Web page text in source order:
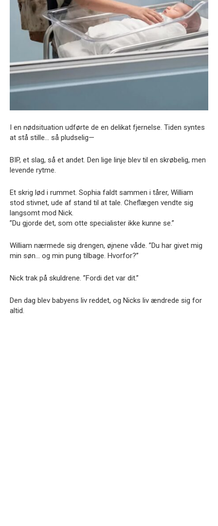
I en nødsituation udførte de en delikat fjernelse. Tiden syntes
at stå stille… så pludselig—
BIP, et slag, så et andet. Den lige linje blev til en skrøbelig, men
levende rytme.
Et skrig lød i rummet. Sophia faldt sammen i tårer, William
stod stivnet, ude af stand til at tale. Cheflægen vendte sig
langsomt mod Nick.
”Du gjorde det, som otte specialister ikke kunne se.”
William nærmede sig drengen, øjnene våde. ”Du har givet mig
min søn… og min pung tilbage. Hvorfor?”
Nick trak på skuldrene. ”Fordi det var dit.”
Den dag blev babyens liv reddet, og Nicks liv ændrede sig for
altid.